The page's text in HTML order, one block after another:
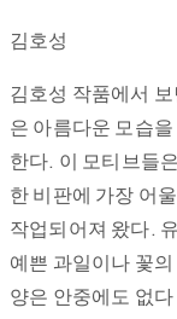
김호성
김호성 작품에서
은 아름다운 모습
한다. 이 모티브들
한 비판에 가장 어
작업되어져 왔다.
예쁜 과일이나 꽃
양은 안중에도 없